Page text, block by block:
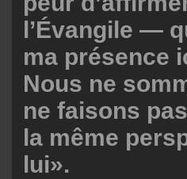
l’Évangile —
ma présence
Nous ne
ne faisons
la même
lui».